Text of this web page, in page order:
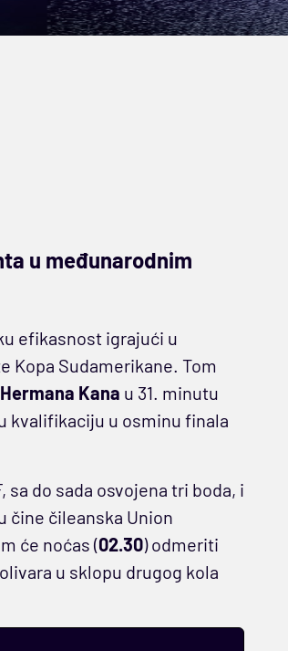
u međunarodnim
efikasnost igrajući u
Kopa Sudamerikane. Tom
Hermana Kana u 31. minutu
kvalifikaciju u osminu finala
do sada osvojena tri boda, i
čine čileanska Union
će noćas (02.30) odmeriti
u sklopu drugog kola